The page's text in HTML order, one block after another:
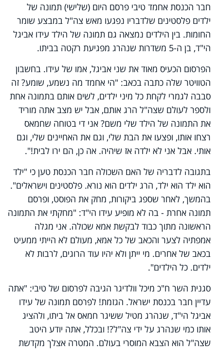
חבר הכנסת אחמד טיבי פרסם היום (שלישי) תמונה של
ילדים פלסטינים שלדבריו נפגעו מאש צה"ל במבצע שומר
החומות. בין הילדים נמצאה גם תמונה של הילד עידו אביגל
הי"ד, בן ה-5 משדרות שנהרג מפגיעת רקטה בביתו.
הפרסום הכעיס מאוד את שני אביגל, אמו של עידו. בחשבון
הטוויטר שלה כתבה בכאב: "הי אחמד מה נשמע, שומע? זה
סבבה לגמרי לקחת כל מיני ילדים, לשים אותם בתמונה אחת
ולספר לעולם שצה"ל הרג אותם, אבל יש מצב אתה מוריד
את התמונה של הילד שלי משם? אני די בטוחה שחמאס
רצחו אותו, ופצעו את הבת שלי, וגם את האחיינים שלי, וגם
אותי. אבל אני לא ילדה אז שיהיה. אה כן, הם ירו לבית!".
בתגובה לדבריה של האם השכולה חבר הכנסת טען כי "ילד
הוא ילד הוא ילד, הרג ילדים הוא נורא. פלסטינים וישראלים".
בהמשך, לאחר שספג ביקורות, מחק את הפוסט, ופרסם
תמונה אחרת - בה לא מופיע עידו הי"ד: "מחקתי את התמונה
הראשונה מתוך כבוד לבקשת אמא שכולה. אני מגלה
אמפתיה לצער והכאב של כל אמא, מעולם לא הייתי ממעיט
בכאב של אחרים. מי ייתן ולא יהיו עוד הרוגים, לרבות לא
ילדים. כל הילדים".
סגנית השר ח"כ מיכל וולדיגר הגיבה לפרסום של טיבי: "אתה
עדיין חבר בכנסת ישראל. הגזמת! לפרסם תמונה של עידו
אביגל הי"ד, שנהרג מטיל ששיגר חמאס אל ביתו, ולהציג
אותו כמי שנהרג על ידי צה"ל?! ובכלל, אתה יודע היטב
שצה"ל הוא הצבא המוסרי בעולם. המטרה אצלך מקדשת